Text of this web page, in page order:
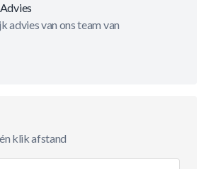
advies van ons team van
klik afstand